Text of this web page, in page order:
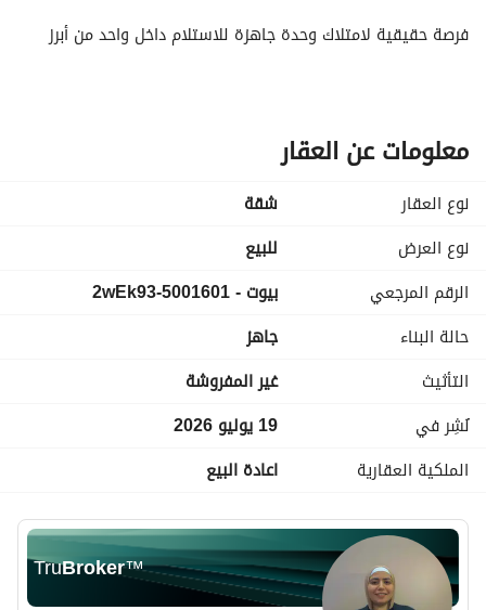
تفاصيل الوحدة:
المساحة: 172 متر
الدور: متكرر
التشطيب: تشطيب كامل
الاستلام: فوري
3 غرف نوم
3 حمام
ريسبشن واسع
مطبخ
السعر المطلوب: 6,100,000 جنيه
معلومات عن العقار
نوع العقار
شقة
نوع العرض
للبيع
الرقم المرجعي
بيوت - 5001601-2wEk93
حالة البناء
جاهز
التأثيث
غير المفروشة
نُشِر في
19 يوليو 2026
الملكية العقارية
اعادة البيع
TruBroker™